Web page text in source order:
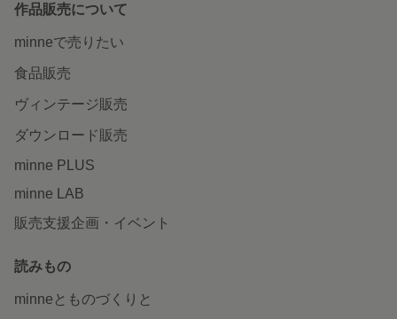
作品販売について
minneで売りたい
食品販売
ヴィンテージ販売
ダウンロード販売
minne PLUS
minne LAB
販売支援企画・イベント
読みもの
minneとものづくりと